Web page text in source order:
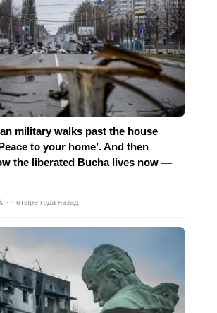
military walks past the house
to your home’. And then
the liberated Bucha lives now―
четыре года назад